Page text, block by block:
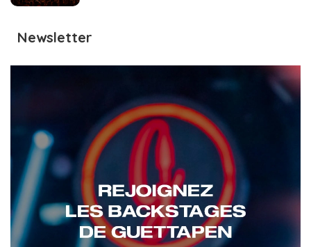
Newsletter